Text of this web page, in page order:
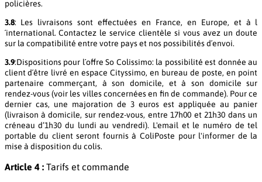
policières.
3.8: Les livraisons sont effectuées en France, en Europe, et à l
´international. Contactez le service clientèle si vous avez un doute
sur la compatibilité entre votre pays et nos possibilités d´envoi.
3.9:Dispositions pour l´offre So Colissimo: la possibilité est donnée au
client d´être livré en espace Cityssimo, en bureau de poste, en point
partenaire commerçant, à son domicile, et à son domicile sur
rendez-vous (voir les villes concernées en fin de commande). Pour ce
dernier cas, une majoration de 3 euros est appliquée au panier
(livraison à domicile, sur rendez-vous, entre 17h00 et 21h30 dans un
créneau d’1h30 du lundi au vendredi). L'email et le numéro de tel
portable du client seront fournis à ColiPoste pour l'informer de la
mise à disposition du colis.
Article 4 :Tarifs et commande